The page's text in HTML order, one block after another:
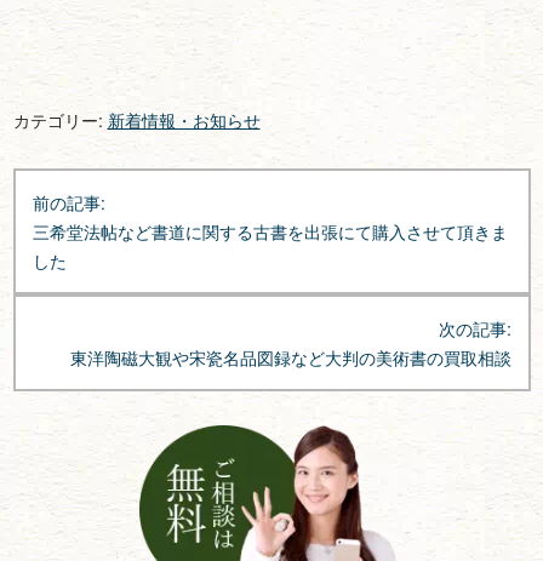
カテゴリー: 新着情報・お知らせ
投
稿
ナ
ビ
シ
前の記事:
三希堂法帖など書道に関する古書を出張にて購入させて頂きま
した
次の記事:
東洋陶磁大観や宋瓷名品図録など大判の美術書の買取相談